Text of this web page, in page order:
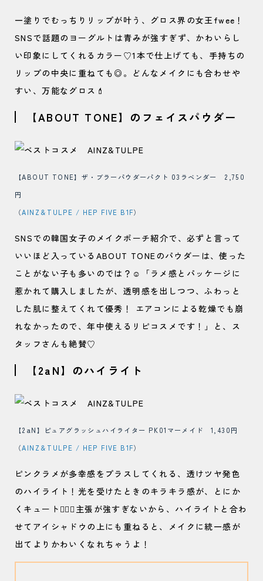
一塗りでむっちりリップが叶う、グロス界の女王fwee！
SNSで話題のヨーグルトは青みが強すぎず、かわいらし
い印象にしてくれるカラー♡1本で仕上げても、手持ちの
リップの中央に重ねても◎。どんなメイクにも合わせや
すい、万能なグロス💄
【ABOUT TONE】のフェイスパウダー
【ABOUT TONE】ザ・ブラーパウダーパクト 03ラベンダー 2,750
円
（AINZ＆TULPE / HEP FIVE B1F）
SNSでの韓国女子のメイクポーチ紹介で、必ずと言って
いいほど入っているABOUT TONEのパウダーは、使った
ことがない子も多いのでは？☺️「ラメ感とパッケージに
惹かれて購入しましたが、透明感を出しつつ、ふわっと
した肌に整えてくれて優秀！ エアコンによる乾燥でも崩
れなかったので、年中使えるリピコスメです！」と、ス
タッフさんも絶賛♡
【2aN】のハイライト
【2aN】ピュアグラッシュハイライター PK01マーメイド 1,430円
（AINZ＆TULPE / HEP FIVE B1F）
ピンクラメが多幸感をプラスしてくれる、透けツヤ発色
のハイライト！光を受けたときのキラキラ感が、とにか
くキュート😮‍💨💘主張が強すぎないから、ハイライトと合わ
せてアイシャドウの上にも重ねると、メイクに統一感が
出てよりかわいくなれちゃうよ！